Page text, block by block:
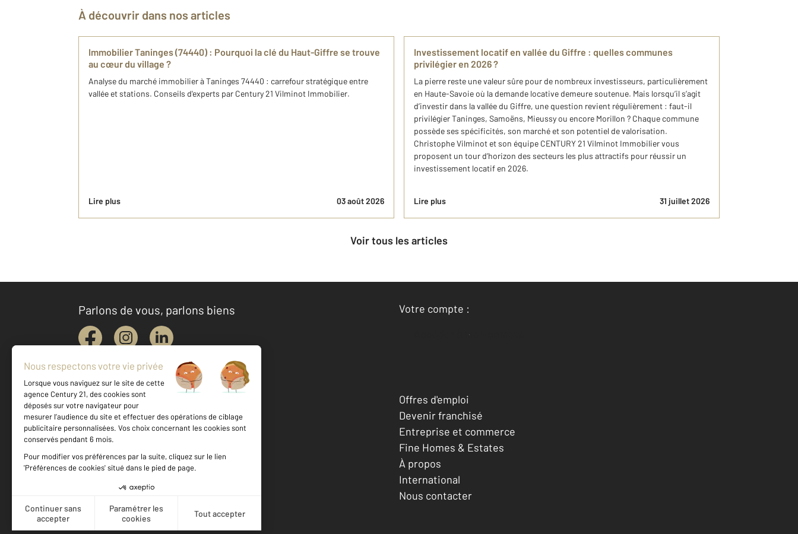
À découvrir dans nos articles
Immobilier Taninges (74440) : Pourquoi la clé du Haut-Giffre se trouve
au cœur du village ?
Analyse du marché immobilier à Taninges 74440 : carrefour stratégique entre
vallée et stations. Conseils d'experts par Century 21 Vilminot Immobilier.
Lire plus 03 août 2026
Investissement locatif en vallée du Giffre : quelles communes
privilégier en 2026 ?
La pierre reste une valeur sûre pour de nombreux investisseurs, particulièrement
en Haute-Savoie où la demande locative demeure soutenue. Mais lorsqu’il s’agit
d’investir dans la vallée du Giffre, une question revient régulièrement : faut-il
privilégier Taninges, Samoëns, Mieussy ou encore Morillon ? Chaque commune
possède ses spécificités, son marché et son potentiel de valorisation.
Christophe Vilminot et son équipe CENTURY 21 Vilminot Immobilier vous
proposent un tour d’horizon des secteurs les plus attractifs pour réussir un
investissement locatif en 2026.
Lire plus 31 juillet 2026
Voir tous les articles
Parlons de vous, parlons biens
Votre compte :
Accéder à mon compte
Votre agence est notée
Achat
Offres d'emploi
Devenir franchisé
Entreprise et commerce
Fine Homes & Estates
À propos
International
Nous contacter